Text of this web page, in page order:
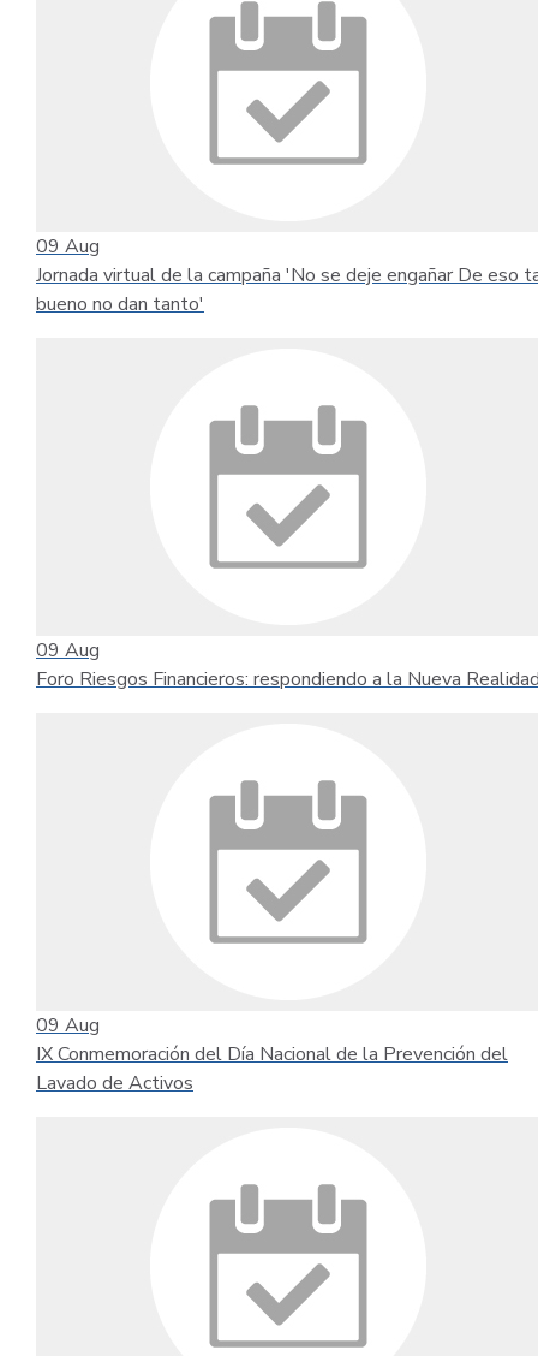
09 Aug
Jornada virtual de la campaña 'No se deje engañar De eso
bueno no dan tanto'
09 Aug
Foro Riesgos Financieros: respondiendo a la Nueva
09 Aug
IX Conmemoración del Día Nacional de la Prevención del
Lavado de Activos